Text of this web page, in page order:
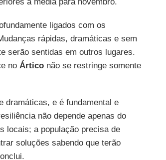
ligados com os
rápidas, dramáticas e sem
serão sentidas em outros lugares.
no Árticonão se restringe somente
dramáticas, e é fundamental e
não depende apenas do
locais; a população precisa de
soluções sabendo que terão